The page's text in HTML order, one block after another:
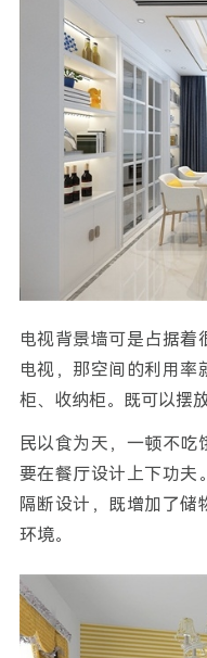
电视背景墙可是占据着
电视，那空间的利用率
柜、收纳柜。既可以摆
民以食为天，一顿不
要在餐厅设计上下功夫
隔断设计，既增加了储
环境。